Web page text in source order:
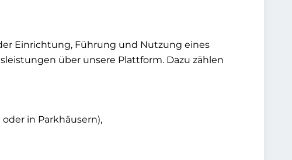
Einrichtung, Führung und Nutzung eines
über unsere Plattform. Dazu zählen
in Parkhäusern),